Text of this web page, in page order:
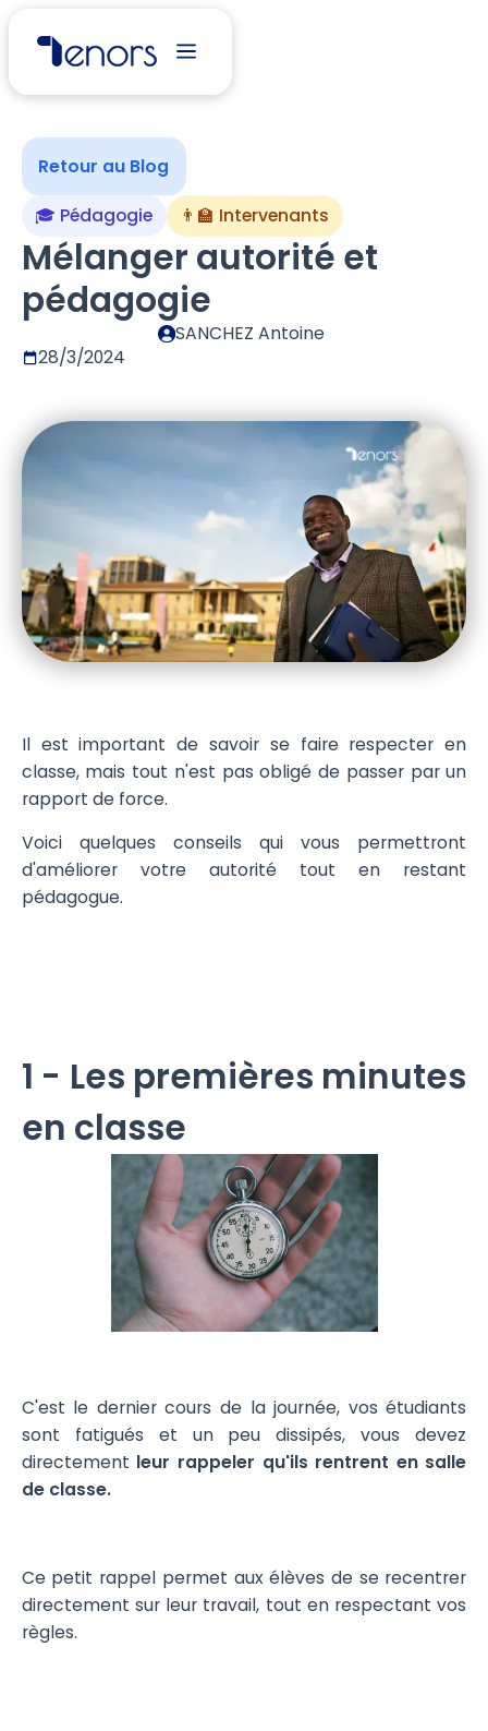
Retour au Blog
🎓 Pédagogie
👨‍🏫 Intervenants
Mélanger autorité et
pédagogie
SANCHEZ Antoine
28/3/2024
Il est important de savoir se faire respecter en
classe, mais tout n'est pas obligé de passer par un
rapport de force.
Voici quelques conseils qui vous permettront
d'améliorer votre autorité tout en restant
pédagogue.
1 - Les premières minutes
en classe
C'est le dernier cours de la journée, vos étudiants
sont fatigués et un peu dissipés, vous devez
directement leur rappeler qu'ils rentrent en salle
de classe.
Ce petit rappel permet aux élèves de se recentrer
directement sur leur travail, tout en respectant vos
règles.